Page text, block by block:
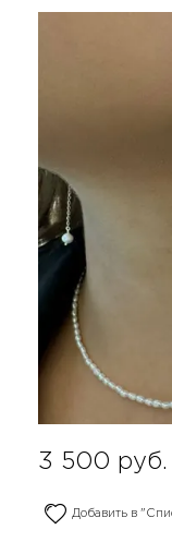
3 500 руб.
Добавить в